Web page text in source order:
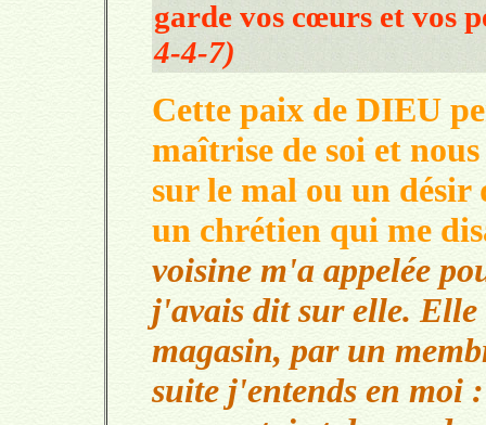
garde vos cœurs et vos
4-4-7)
Cette paix de DIEU
maîtrise de soi et
sur le mal ou un désir
un chrétien qui me
voisine m'a appelée
j'avais dit sur elle.
magasin, par un
suite j'entends en moi